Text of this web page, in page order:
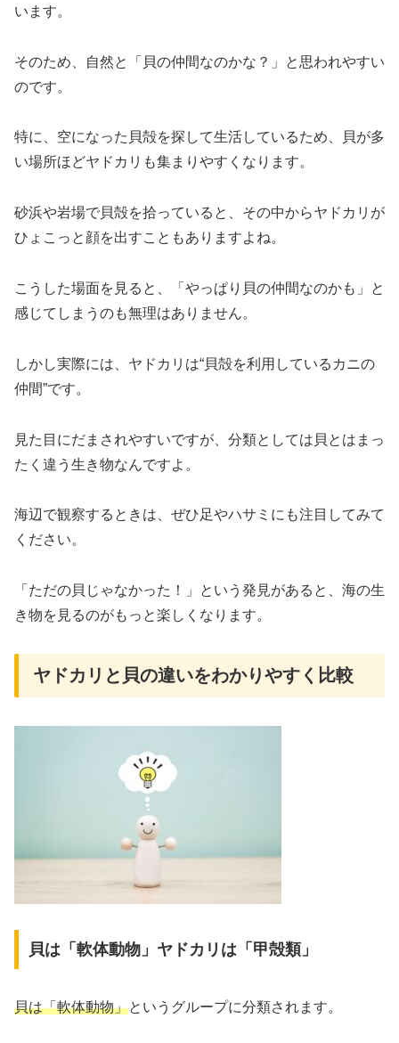
います。
そのため、自然と「貝の仲間なのかな？」と思われやすい
のです。
特に、空になった貝殻を探して生活しているため、貝が多
い場所ほどヤドカリも集まりやすくなります。
砂浜や岩場で貝殻を拾っていると、その中からヤドカリが
ひょこっと顔を出すこともありますよね。
こうした場面を見ると、「やっぱり貝の仲間なのかも」と
感じてしまうのも無理はありません。
しかし実際には、ヤドカリは“貝殻を利用しているカニの
仲間”です。
見た目にだまされやすいですが、分類としては貝とはまっ
たく違う生き物なんですよ。
海辺で観察するときは、ぜひ足やハサミにも注目してみて
ください。
「ただの貝じゃなかった！」という発見があると、海の生
き物を見るのがもっと楽しくなります。
ヤドカリと貝の違いをわかりやすく比較
貝は「軟体動物」ヤドカリは「甲殻類」
貝は「軟体動物」というグループに分類されます。